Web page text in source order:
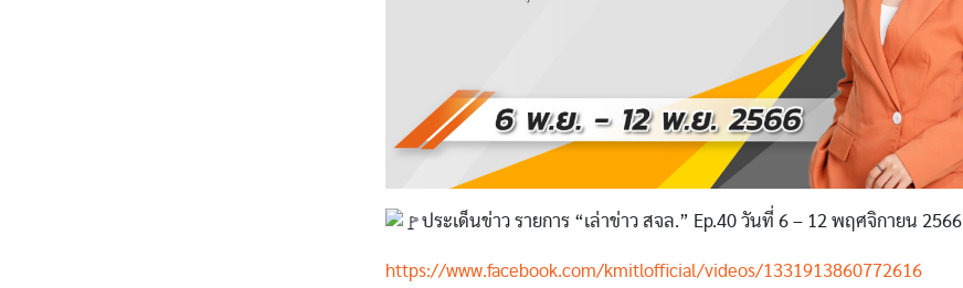
ประเด็นข่าว รายการ “เล่าข่าว สจล.” Ep.40 วันที่ 6 – 12 พฤศจิกายน 2566
https://www.facebook.com/kmitlofficial/videos/1331913860772616